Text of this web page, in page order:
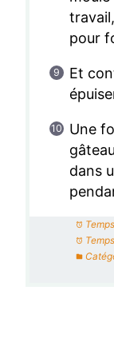
pour
Et
Une
dans